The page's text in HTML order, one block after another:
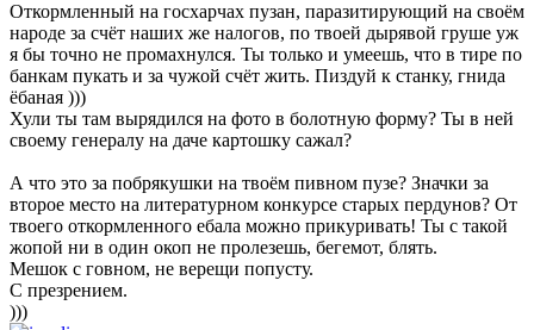
Откормленный на госхарчах пузан, паразитирующий на своём
народе за счёт наших же налогов, по твоей дырявой груше уж
я бы точно не промахнулся. Ты только и умеешь, что в тире по
банкам пукать и за чужой счёт жить. Пиздуй к станку, гнида
ёбаная )))
Хули ты там вырядился на фото в болотную форму? Ты в ней
своему генералу на даче картошку сажал?
А что это за побрякушки на твоём пивном пузе? Значки за
второе место на литературном конкурсе старых пердунов? От
твоего откормленного ебала можно прикуривать! Ты с такой
жопой ни в один окоп не пролезешь, бегемот, блять.
Мешок с говном, не верещи попусту.
С презрением.
)))